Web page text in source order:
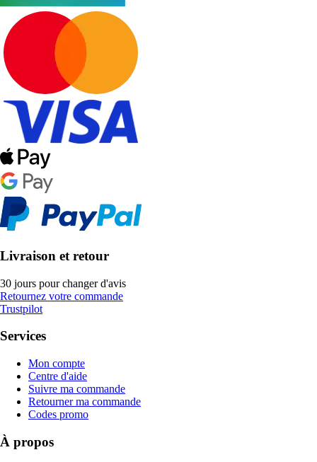
Livraison et retour
30 jours pour changer d'avis
Retournez votre commande
Trustpilot
Services
Mon compte
Centre d'aide
Suivre ma commande
Retourner ma commande
Codes promo
À propos